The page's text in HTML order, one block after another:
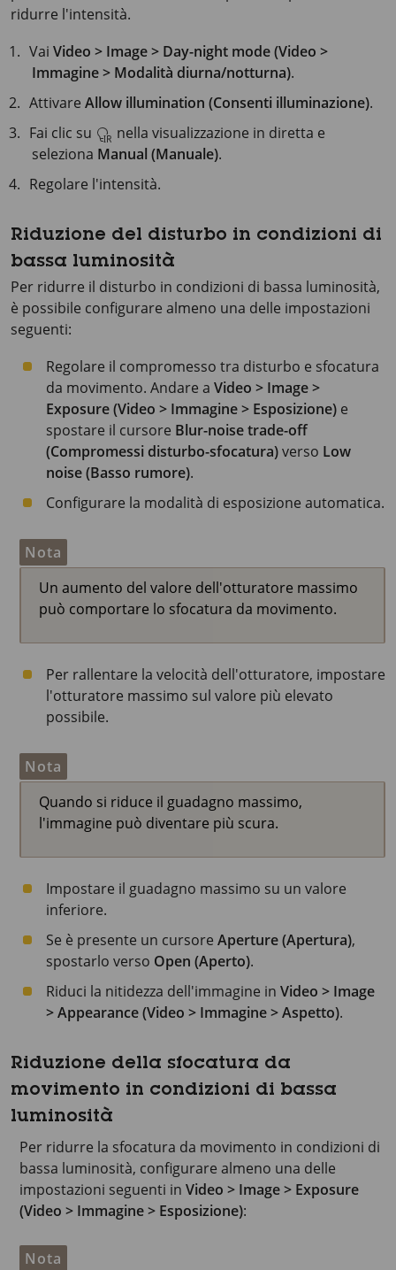
ridurre l'intensità.
VaiVideo > Image > Day-night mode (Video >
Immagine > Modalità diurna/notturna).
AttivareAllow illumination (Consenti illuminazione).
Fai clic su
nella visualizzazione in diretta e
seleziona Manual (Manuale).
Regolare l'intensità.
Riduzione del disturbo in condizioni di
bassa luminosità
Per ridurre il disturbo in condizioni di bassa luminosità,
è possibile configurare almeno una delle impostazioni
seguenti:
Regolare il compromesso tra disturbo e sfocatura
da movimento. Andare a Video > Image >
Exposure (Video > Immagine > Esposizione) e
spostare il cursore Blur-noise trade-off
(Compromessi disturbo-sfocatura)verso Low
noise (Basso rumore).
Configurare la modalità di esposizione automatica.
Nota
Un aumento del valore dell'otturatore massimo
può comportare lo sfocatura da movimento.
Per rallentare la velocità dell'otturatore, impostare
l'otturatore massimo sul valore più elevato
possibile.
Nota
Quando si riduce il guadagno massimo,
l'immagine può diventare più scura.
Impostare il guadagno massimo su un valore
inferiore.
Se è presente un cursore Aperture (Apertura),
spostarlo verso Open (Aperto).
Riduci la nitidezza dell'immagine in Video > Image
> Appearance (Video > Immagine > Aspetto).
Riduzione della sfocatura da
movimento in condizioni di bassa
luminosità
Per ridurre la sfocatura da movimento in condizioni di
bassa luminosità, configurare almeno una delle
impostazioni seguenti in Video > Image > Exposure
(Video > Immagine > Esposizione):
Nota